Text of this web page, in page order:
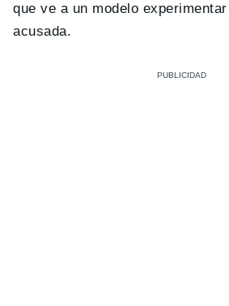
que ve a un modelo
acusada.